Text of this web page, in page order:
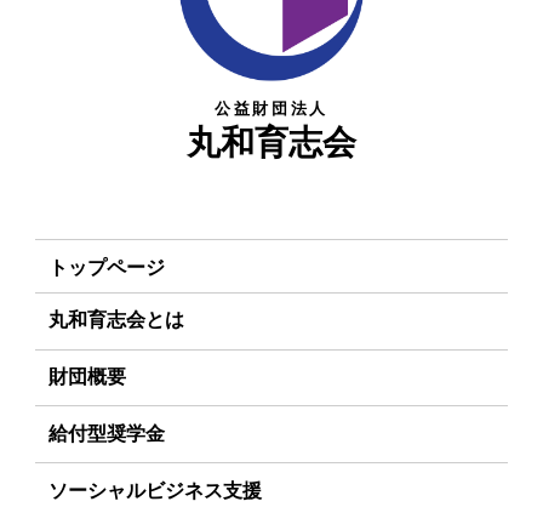
公益財団法人
丸和育志会
トップページ
丸和育志会とは
理事長あいさつ
丸和育志会の目指す未来
学生のみなさんへ
財団概要
理念
給付型奨学金
事業方針
ソーシャルビジネス支援